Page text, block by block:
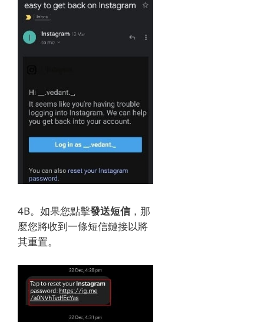
4B。 如果您點擊發送短信，那
麼您將收到一條短信鏈接以將
其重置。